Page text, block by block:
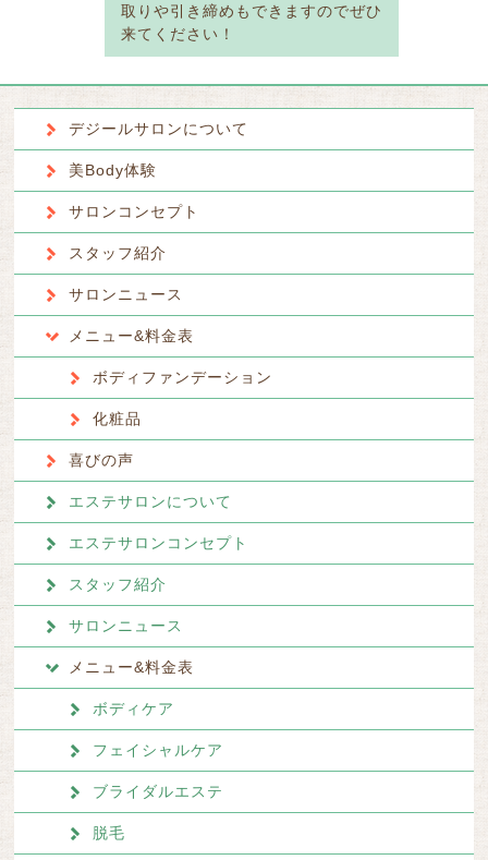
取りや引き締めもできますのでぜひ
来てください！
デジールサロンについて
美Body体験
サロンコンセプト
スタッフ紹介
サロンニュース
メニュー&料金表
ボディファンデーション
化粧品
喜びの声
エステサロンについて
エステサロンコンセプト
スタッフ紹介
サロンニュース
メニュー&料金表
ボディケア
フェイシャルケア
ブライダルエステ
脱毛